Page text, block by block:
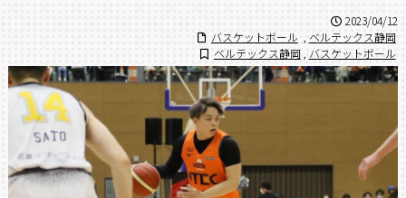
2023/04/12
バスケットボール
ベルテックス静岡
ベルテックス静岡 バスケットボール